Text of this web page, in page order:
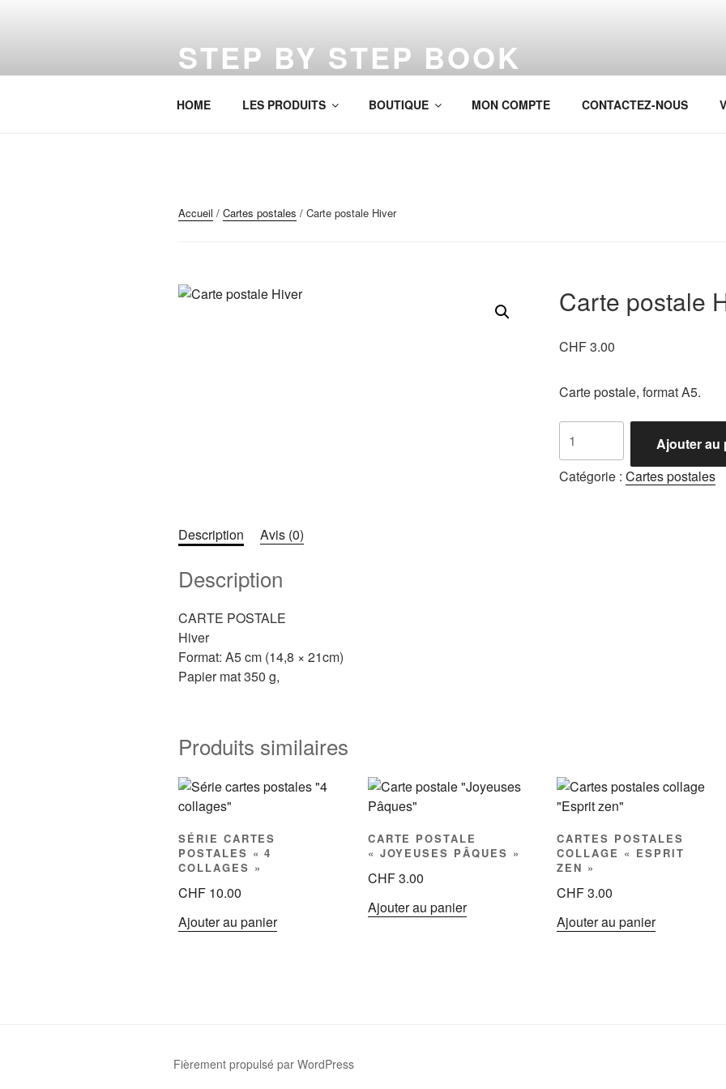
STEP BY STEP BOOK
HOME LES PRODUITS BOUTIQUE MON COMPTE CONTACTEZ-NOUS
Accueil / Cartes postales / Carte postale Hiver
Carte postale
CHF3.00
Carte postale, format A5.
quantité
de
Carte
postale
Ajouter au
Catégorie :Cartes postales
Description Avis (0)
Description
CARTE POSTALE
Hiver
Format: A5 cm (14,8 × 21cm)
Papier mat 350 g,
Produits similaires
SÉRIE CARTES
POSTALES « 4
COLLAGES »
CHF 10.00
Ajouter au panier
CARTE POSTALE
« JOYEUSES PÂQUES »
CHF3.00
Ajouter au panier
CARTES POSTALES
COLLAGE « ESPRIT
ZEN »
CHF3.00
Ajouter au panier
Fièrement propulsé par WordPress